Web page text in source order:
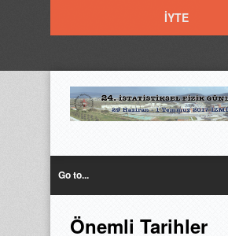
İYTE
Go to...
Önemli Tarihler